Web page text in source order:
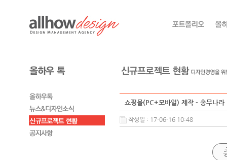
쇼핑몰(PC+모바일) 제작 - 총무나라
작성일 : 17-06-16 10:48